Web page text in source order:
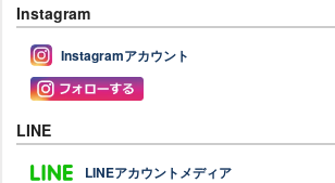
Instagram
Instagramアカウント
LINE
LINEアカウントメディア